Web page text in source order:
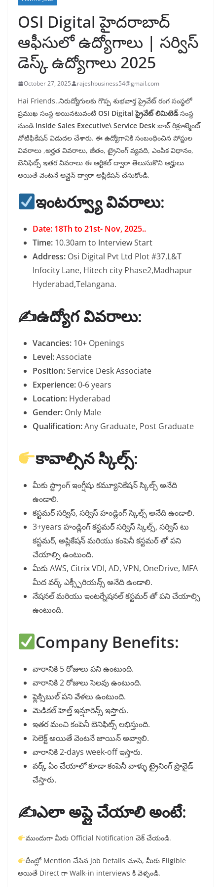
OSI Digital హైదరాబాద్
ఆఫీసులో ఉద్యోగాలు | సర్విస్
డెస్క్ ఉద్యోగాలు 2025
October 27, 2025 rajeshbusiness54@gmail.com
Hai Friends..నిరుద్యోగులకు గొప్ప శుభవార్త ప్రైవేట్ రంగ సంస్థలో
ప్రముఖ సంస్థ అయినటువంటి OSI Digital ప్రైవేట్ లిమిటెడ్సంస్థ
నుండి Inside Sales Executive\ Service Desk జాబ్ రిక్రూట్మెంట్
నోటిఫికేషన్ విడుదల చేశారు. ఈ ఉద్యోగానికి సంబంధించిన పోస్టుల
వివరాలు ,అర్హత వివరాలు, జీతం, ట్రైనింగ్ వ్యవది, ఎంపిక విధానం,
బెనిఫిట్స్ ఇతర వివరాలు ఈ ఆర్టికల్ ద్వారా తెలుసుకొని అర్హులు
అయితే వెంటనే ఆన్లైన్ ద్వారా అప్లికేషన్ చేసుకోండి.
ఇంటర్వ్యూ వివరాలు:
Date: 18Th to 21st- Nov, 2025..
Time: 10.30am to Interview Start
Address: Osi Digital Pvt Ltd Plot #37,L&T
Infocity Lane, Hitech city Phase2,Madhapur
Hyderabad,Telangana.
✍️ఉద్యోగ వివరాలు:
Vacancies: 10+ Openings
Level:Associate
Position:Service Desk Associate
Experience:0-6 years
Location: Hyderabad
Gender: Only Male
Qualification:Any Graduate, Post Graduate
కావాల్సిన స్కిల్స్:
మీకు స్ట్రాంగ్ ఇంగ్షీషు కమ్యూనికేషన్ స్కిల్స్ అనేది
ఉండాలి.
కస్టమర్ సర్విస్, సర్విస్ హండ్లింగ్ స్కిల్స్ అనేది ఉండాలి.
3+years హండ్లింగ్ కస్టమర్ సర్విస్ స్కిల్స్, సర్విస్ టు
కస్టమర్, అప్లికేషన్ మరియు కంపెనీ కస్టమర్ తో పని
చేయాల్సి ఉంటుంది.
మీకు AWS, Citrix VDI, AD, VPN, OneDrive, MFA
మీద వర్క్ ఎక్స్పీరియన్స్ అనేది ఉండాలి.
నేషనల్ మరియు ఇంటర్నేషనల్ కస్టమర్ తో పని చేయాల్సి
ఉంటుంది.
Company Benefits:
వారానికి 5 రోజులు పని ఉంటుంది.
వారానికి 2 రోజులు సెలవు ఉంటుంది.
ఫ్లెక్సిబుల్ పని వేళలు ఉంటుంది.
మెడికల్ హెల్త్ ఇన్షూరెన్స్ ఇస్తారు.
ఇతర మంచి కంపెనీ బెనిఫిట్స్ లభిస్తుంది.
సెలెక్ట్ అయితే వెంటనే జాయిన్ అవ్వాలి.
వారానికి 2-days week-off ఇస్తారు.
వర్క్ ఏం చేయాలో కూడా కంపెనీ వాళ్ళు ట్రైనింగ్ ప్రొవైడ్
చేస్తారు.
✍️ఎలా అప్లై చేయాలి అంటే:
ముందుగా మీరు Official Notification చెక్ చేయండి.
దీంట్లో Mention చేసిన Job Details చూసి, మీరు Eligible
అయితే Direct గా Walk-in interviews కి వెళ్ళండి.